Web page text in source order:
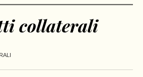
collaterali